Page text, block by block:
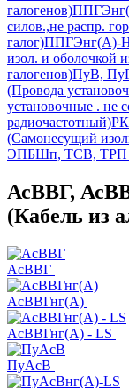
галогенов)
силов.,не распр.
галог)ППГЭнг(А)-
изол. и оболочкой
галогенов)ПуВ,
(Провода
установочные . не
радиочастотный)
(Самонесущий
ЭПБШп, ТСВ, ТРП
АсВВГ,
(Кабель из
АсВВГ
АсВВГнг(А)
АсВВГнг(А) - LS
ПуАсВ